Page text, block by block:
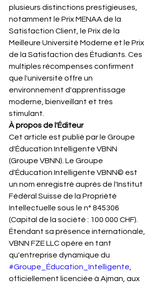
plusieurs distinctions prestigieuses,
notamment le Prix MENAA de la
Satisfaction Client, le Prix de la
Meilleure Université Moderne et le Prix
de la Satisfaction des Étudiants. Ces
multiples récompenses confirment
que l'université offre un
environnement d'apprentissage
moderne, bienveillant et très
stimulant.
À propos de l'Éditeur
Cet article est publié par le Groupe
d'Éducation Intelligente VBNN
(Groupe VBNN). Le Groupe
d'Éducation Intelligente VBNN© est
un nom enregistré auprès de l'Institut
Fédéral Suisse de la Propriété
Intellectuelle sous le n° 845306
(Capital de la société : 100 000 CHF).
Étendant sa présence internationale,
VBNN FZE LLC opère en tant
qu'entreprise dynamique du
#Groupe_Éducation_Intelligente
officiellement licenciée à Ajman, aux